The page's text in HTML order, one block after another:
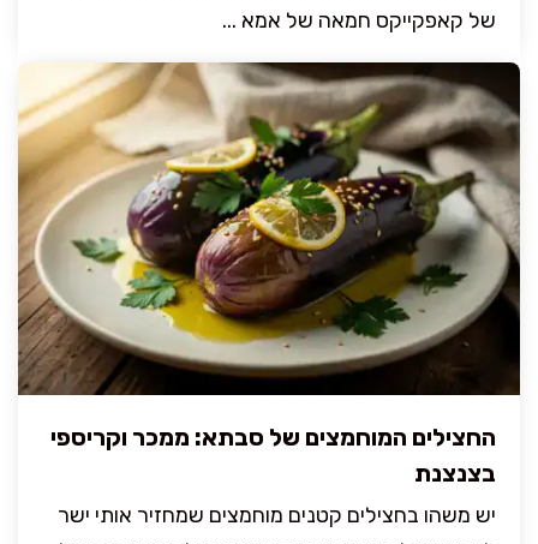
של קאפקייקס חמאה של אמא ...
החצילים המוחמצים של סבתא: ממכר וקריספי
בצנצנת
יש משהו בחצילים קטנים מוחמצים שמחזיר אותי ישר